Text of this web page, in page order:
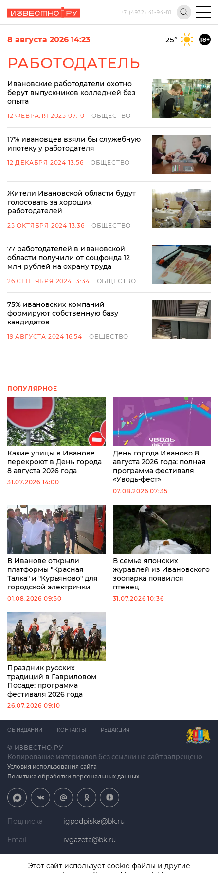
+7 (4932) 41-94-81
8 августа 2026 14:23 25° 18+
РАБОТОДАТЕЛЬ
Ивановские работодатели охотно
берут выпускников колледжей без
опыта
12 ФЕВРАЛЯ 2025 07:10 ОБЩЕСТВО
17% ивановцев взяли бы служебную
ипотеку у работодателя
12 ДЕКАБРЯ 2024 13:56 ОБЩЕСТВО
Жители Ивановской области будут
голосовать за хороших
работодателей
25 ОКТЯБРЯ 2024 13:36 ОБЩЕСТВО
77 работодателей в Ивановской
области получили от соцфонда 12
млн рублей на охрану труда
26 СЕНТЯБРЯ 2024 13:34 ОБЩЕСТВО
75% ивановских компаний
формируют собственную базу
кандидатов
19 АВГУСТА 2024 16:54 ОБЩЕСТВО
ПОПУЛЯРНОЕ
Какие улицы в Иванове
перекроют в День города
8 августа 2026 года
31.07.2026 14:00
День города Иваново 8
августа 2026 года: полная
программа фестиваля
«Уводь-фест»
07.08.2026 07:35
В Иванове открыли
платформы "Красная
Талка" и "Курьяново" для
городской электрички
01.08.2026 09:50
В семье японских
журавлей из Ивановского
зоопарка появился
птенец
31.07.2026 10:36
Праздник русских
традиций в Гавриловом
Посаде: программа
фестиваля 2026 года
26.07.2026 09:10
© ИЗВЕСТНО.РУ
Копирование материалов без ссылки на сайт запрещено
Условия использования сайта
Политика обработки персональных данных
ОБ ИЗДАНИИ КОНТАКТЫ РЕДАКЦИЯ
Подписка igpodpiska@bk.ru
Email ivgazeta@bk.ru
Этот сайт использует cookie-файлы и другие